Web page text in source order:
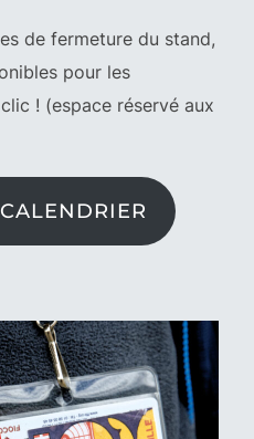
de fermeture du stand,
pour les
! (espace réservé aux